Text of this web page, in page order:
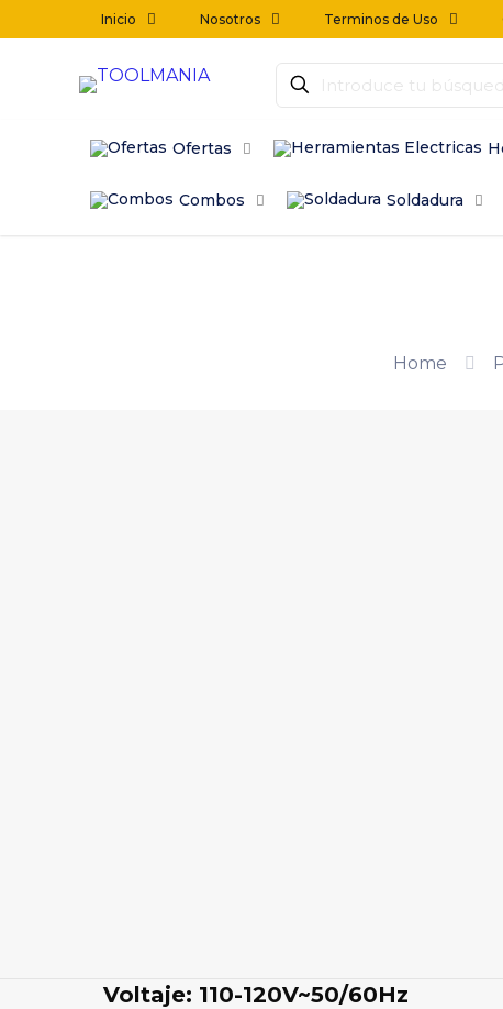
Inicio Nosotros Terminos de Uso
Ofertas
Combos Soldadura
Home
Voltaje: 110-120V~50/60Hz